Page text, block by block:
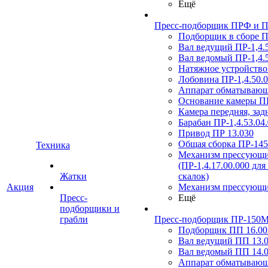
Акция
Техника
Жатки
Пресс-
подборщики и
грабли
Ещё
Пресс-подборщик ПРФ и
Подборщик в сборе
Вал ведущий ПР-
Вал ведомый ПР-
Натяжное
Лобовина ПР-
Аппарат
Основание камеры
Камера передняя,
Барабан ПР-
Привод ПР 13.030
Общая сборка ПР-
Механизм
(ПР-1,4.17.00.000
скалок)
Механизм
Ещё
Пресс-подборщик ПР-
Подборщик ПП
Вал ведущий ПП
Вал ведомый ПП
Аппарат